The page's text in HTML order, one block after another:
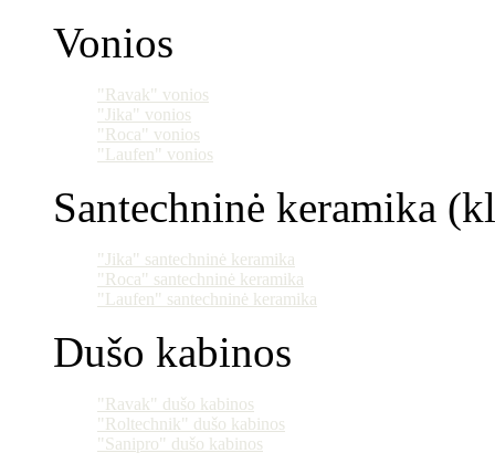
Vonios
"Ravak" vonios
"Jika" vonios
"Roca" vonios
"Laufen" vonios
Santechninė keramika
"Jika" santechninė keramika
"Roca" santechninė keramika
"Laufen" santechninė keramika
Dušo kabinos
"Ravak" dušo kabinos
"Roltechnik" dušo kabinos
"Sanipro" dušo kabinos